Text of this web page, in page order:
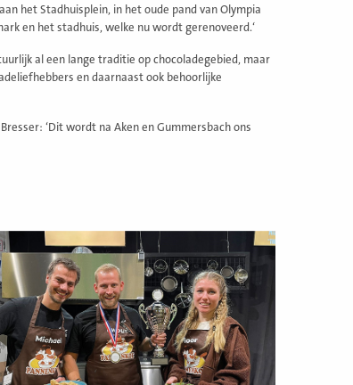
het Stadhuisplein, in het oude pand van Olympia
en het stadhuis, welke nu wordt gerenoveerd.‘
al een lange traditie op chocoladegebied, maar
en daarnaast ook behoorlijke
‘Dit wordt na Aken en Gummersbach ons